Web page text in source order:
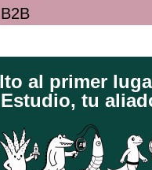
al primer
tu